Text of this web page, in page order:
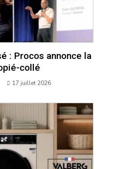
: Procos annonce la
collé
17 juillet 2026